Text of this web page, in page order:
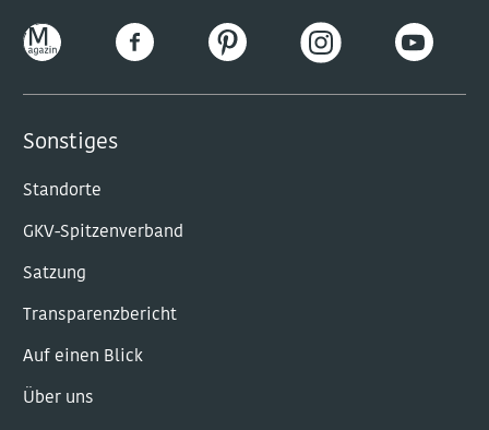
Sonstiges
Standorte
GKV-Spitzenverband
Satzung
Transparenzbericht
Auf einen Blick
Über uns